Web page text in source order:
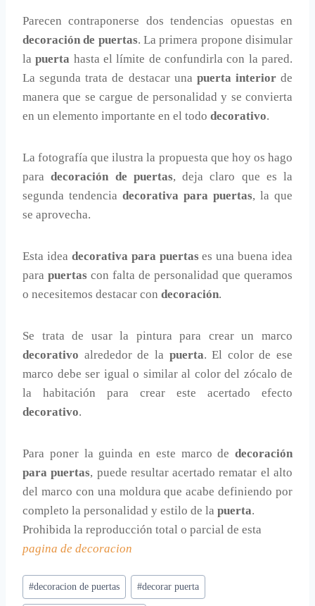
Parecen contraponerse dos tendencias opuestas en
decoración de puertas. La primera propone disimular
lapuerta hasta el límite de confundirla con la pared.
La segunda trata de destacar una puerta interiorde
manera que se cargue de personalidad y se convierta
en un elemento importante en el todo decorativo.
La fotografía que ilustra la propuesta que hoy os hago
paradecoración de puertas, deja claro que es la
segunda tendencia decorativa para puertas, la que
se aprovecha.
Esta idea decorativa para puertases una buena idea
para puertas con falta de personalidad que queramos
o necesitemos destacar con decoración.
Se trata de usar la pintura para crear un marco
decorativo alrededor de la puerta. El color de ese
marco debe ser igual o similar al color del zócalo de
la habitación para crear este acertado efecto
decorativo.
Para poner la guinda en este marco de decoración
para puertas, puede resultar acertado rematar el alto
del marco con una moldura que acabe definiendo por
completo la personalidad y estilo de la puerta.
Prohibida la reproducción total o parcial de esta
pagina de decoracion
Etiquetas
de
#decoracion de puertas #decorar puerta